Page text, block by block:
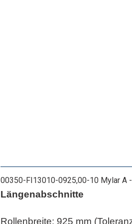
00350-FI13010-0925,00-10 Mylar A
Längenabschnitte
Rollenbreite: 925 mm